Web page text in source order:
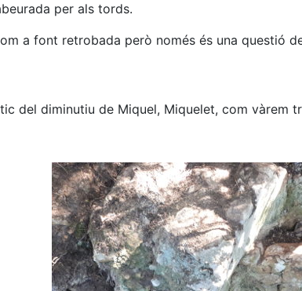
per als tords.
a font retrobada però només és una questió
del diminutiu de Miquel, Miquelet, com vàrem